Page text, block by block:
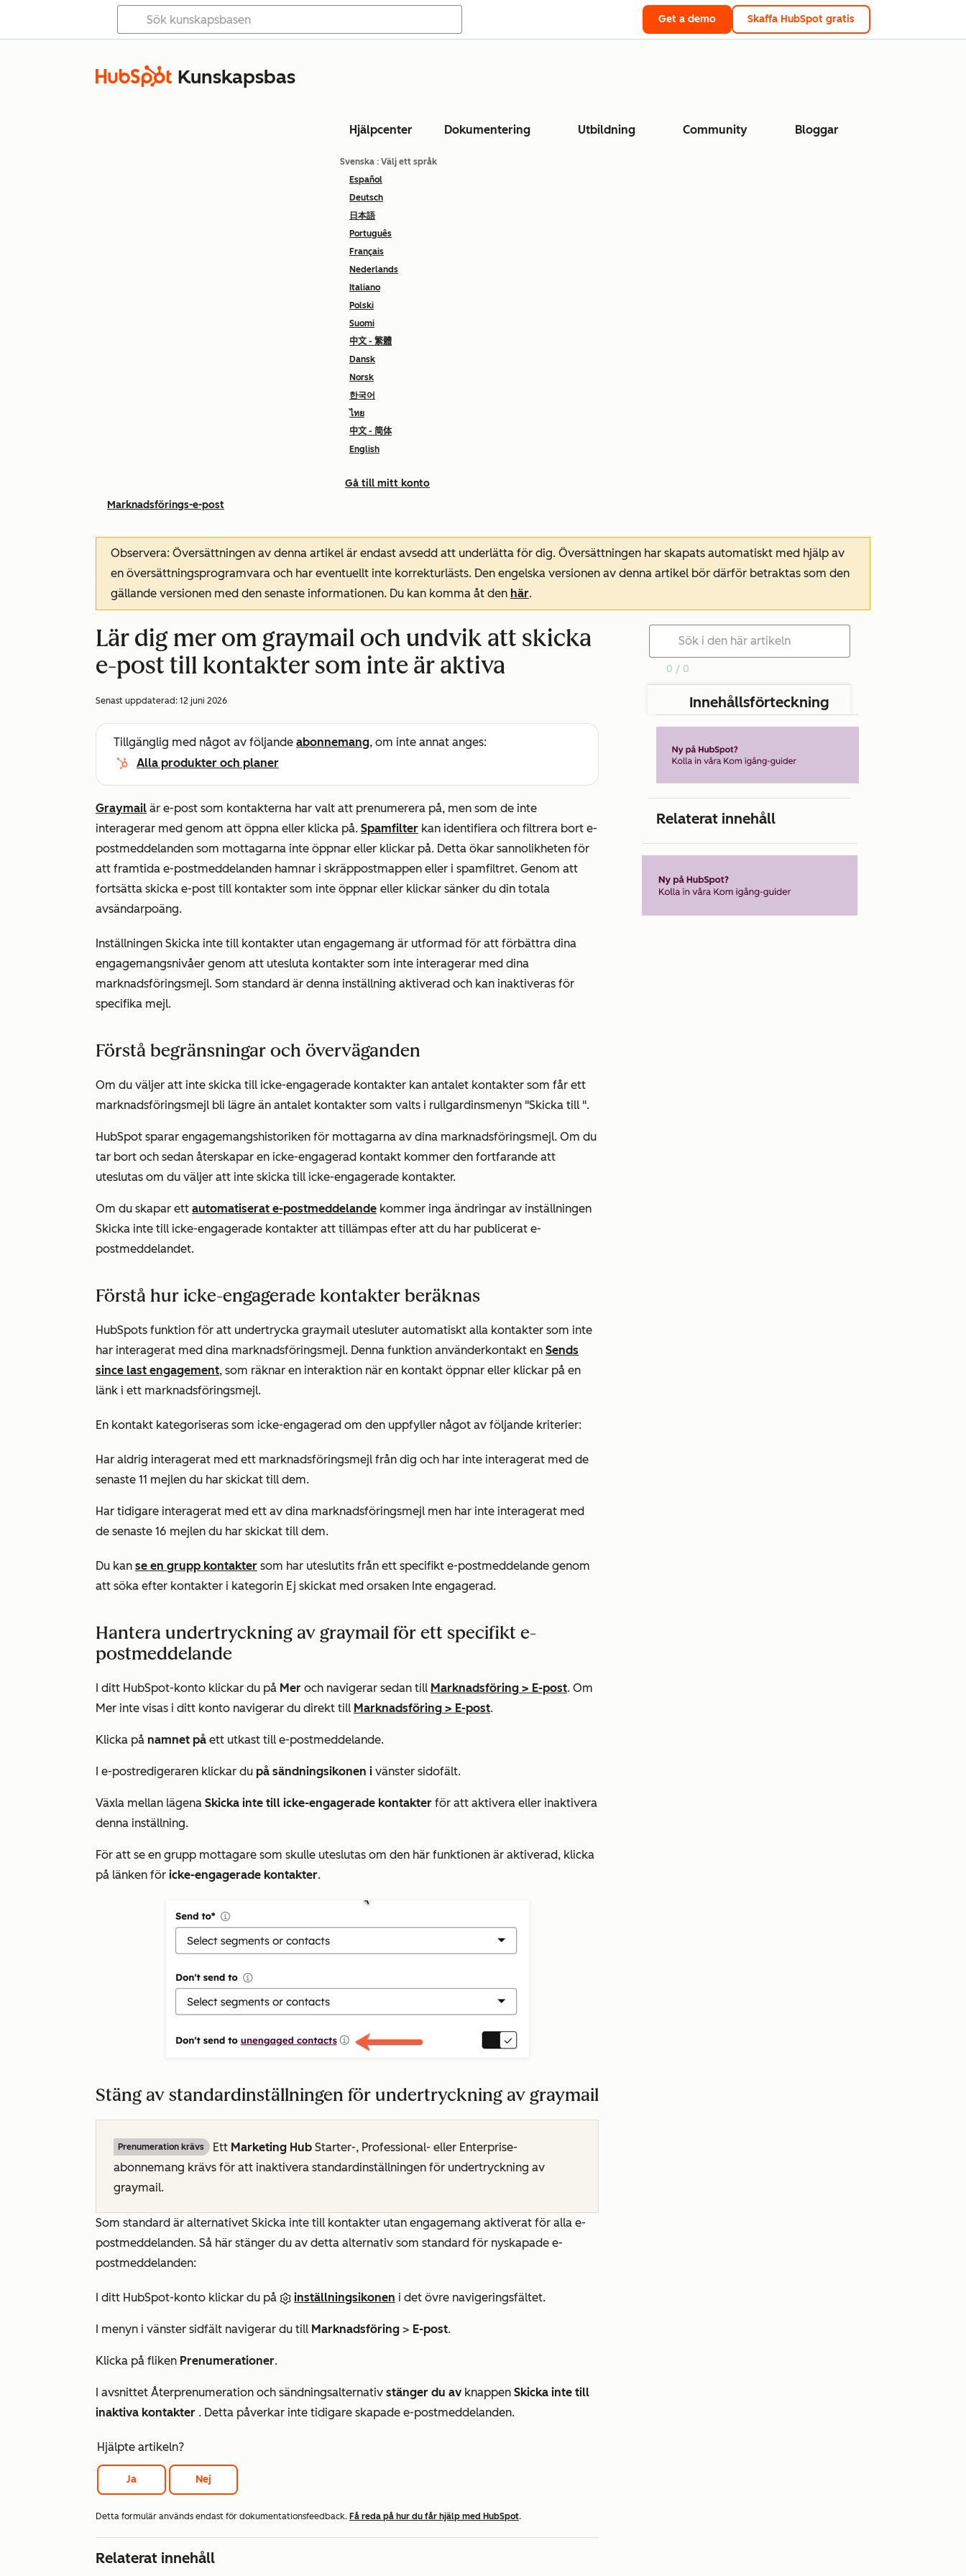
Get a demo Skaffa HubSpot gratis
Kunskapsbas
Hjälpcenter Dokumentering Utbildning Community Bloggar
Svenska : Välj ett språk
Español
Deutsch
日本語
Português
Français
Nederlands
Italiano
Polski
Suomi
中文 - 繁體
Dansk
Norsk
한국어
ไทย
中文 - 简体
English
Gå till mitt konto
Marknadsförings-e-post
Observera: Översättningen av denna artikel är endast avsedd att underlätta för dig. Översättningen har skapats automatiskt med hjälp av
en översättningsprogramvara och har eventuellt inte korrekturlästs. Den engelska versionen av denna artikel bör därför betraktas som den
gällande versionen med den senaste informationen. Du kan komma åt den här.
Lär dig mer om graymail och undvik att skicka
e-post till kontakter som inte är aktiva
Senast uppdaterad: 12 juni 2026
Tillgänglig med något av följande abonnemang, om inte annat anges:
Alla produkter och planer
Graymail är e-post som kontakterna har valt att prenumerera på, men som de inte
interagerar med genom att öppna eller klicka på. Spamfilter kan identifiera och filtrera bort e-
postmeddelanden som mottagarna inte öppnar eller klickar på. Detta ökar sannolikheten för
att framtida e-postmeddelanden hamnar i skräppostmappen eller i spamfiltret. Genom att
fortsätta skicka e-post till kontakter som inte öppnar eller klickar sänker du din totala
avsändarpoäng.
Inställningen Skicka inte till kontakter utan engagemang är utformad för att förbättra dina
engagemangsnivåer genom att utesluta kontakter som inte interagerar med dina
marknadsföringsmejl. Som standard är denna inställning aktiverad och kan inaktiveras för
specifika mejl.
Förstå begränsningar och överväganden
Om du väljer att inte skicka till icke-engagerade kontakter kan antalet kontakter som får ett
marknadsföringsmejl bli lägre än antalet kontakter som valts i rullgardinsmenyn "Skicka till ".
HubSpot sparar engagemangshistoriken för mottagarna av dina marknadsföringsmejl. Om du
tar bort och sedan återskapar en icke-engagerad kontakt kommer den fortfarande att
uteslutas om du väljer att inte skicka till icke-engagerade kontakter.
Om du skapar ett automatiserat e-postmeddelande kommer inga ändringar av inställningen
Skicka inte till icke-engagerade kontakter att tillämpas efter att du har publicerat e-
postmeddelandet.
Förstå hur icke-engagerade kontakter beräknas
HubSpots funktion för att undertrycka graymail utesluter automatiskt alla kontakter som inte
har interagerat med dina marknadsföringsmejl. Denna funktion använderkontakt en Sends
since last engagement, som räknar en interaktion när en kontakt öppnar eller klickar på en
länk i ett marknadsföringsmejl.
En kontakt kategoriseras som icke-engagerad om den uppfyller något av följande kriterier:
Har aldrig interagerat med ett marknadsföringsmejl från dig och har inte interagerat med de
senaste 11 mejlen du har skickat till dem.
Har tidigare interagerat med ett av dina marknadsföringsmejl men har inte interagerat med
de senaste 16 mejlen du har skickat till dem.
Du kan se en grupp kontakter som har uteslutits från ett specifikt e-postmeddelande genom
att söka efter kontakter i kategorin Ej skickat med orsaken Inte engagerad.
Hantera undertryckning av graymail för ett specifikt e-
postmeddelande
I ditt HubSpot-konto klickar du på Mer och navigerar sedan till Marknadsföring > E-post. Om
Mer inte visas i ditt konto navigerar du direkt till Marknadsföring > E-post.
Klicka på namnet på ett utkast till e-postmeddelande.
I e-postredigeraren klickar du på sändningsikonen i vänster sidofält.
Växla mellan lägena Skicka inte till icke-engagerade kontakter för att aktivera eller inaktivera
denna inställning.
För att se en grupp mottagare som skulle uteslutas om den här funktionen är aktiverad, klicka
på länken för icke-engagerade kontakter.
Stäng av standardinställningen för undertryckning av graymail
Prenumeration krävs Ett Marketing Hub Starter-, Professional- eller Enterprise-
abonnemang krävs för att inaktivera standardinställningen för undertryckning av
graymail.
Som standard är alternativet Skicka inte till kontakter utan engagemang aktiverat för alla e-
postmeddelanden. Så här stänger du av detta alternativ som standard för nyskapade e-
postmeddelanden:
I ditt HubSpot-konto klickar du på inställningsikonen i det övre navigeringsfältet.
I menyn i vänster sidfält navigerar du till Marknadsföring > E-post.
Klicka på fliken Prenumerationer.
I avsnittet Återprenumeration och sändningsalternativ stänger du av knappen Skicka inte till
inaktiva kontakter . Detta påverkar inte tidigare skapade e-postmeddelanden.
Hjälpte artikeln?
Ja Nej
Detta formulär används endast för dokumentationsfeedback. Få reda på hur du får hjälp med HubSpot.
Relaterat innehåll
0 / 0
Innehållsförteckning
Relaterat innehåll